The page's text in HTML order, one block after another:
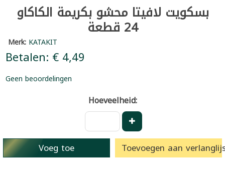
بسكويت لافيتا محشو بكريمة الكاكاو
24 قطعة
Merk: KATAKIT
Betalen: € 4,49
Geen beoordelingen
Hoeveelheid:
Voeg toe Toevoegen aan